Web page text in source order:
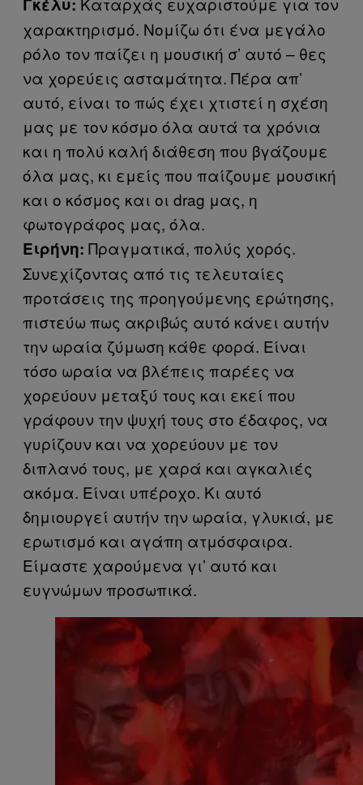
χαρακτηρισμό. Νομίζω ότι ένα μεγάλο
ρόλο τον παίζει η μουσική σ’ αυτό – θες
να χορεύεις ασταμάτητα. Πέρα απ’
αυτό, είναι το πώς έχει χτιστεί η σχέση
μας με τον κόσμο όλα αυτά τα χρόνια
και η πολύ καλή διάθεση που βγάζουμε
όλα μας, κι εμείς που παίζουμε μουσική
και ο κόσμος και οι drag μας, η
φωτογράφος μας, όλα.
Ειρήνη: Πραγματικά, πολύς χορός.
Συνεχίζοντας από τις τελευταίες
προτάσεις της προηγούμενης ερώτησης,
πιστεύω πως ακριβώς αυτό κάνει αυτήν
την ωραία ζύμωση κάθε φορά. Είναι
τόσο ωραία να βλέπεις παρέες να
χορεύουν μεταξύ τους και εκεί που
γράφουν την ψυχή τους στο έδαφος, να
γυρίζουν και να χορεύουν με τον
διπλανό τους, με χαρά και αγκαλιές
ακόμα. Είναι υπέροχο. Κι αυτό
δημιουργεί αυτήν την ωραία, γλυκιά, με
ερωτισμό και αγάπη ατμόσφαιρα.
Είμαστε χαρούμενα γι’ αυτό και
ευγνώμων προσωπικά.